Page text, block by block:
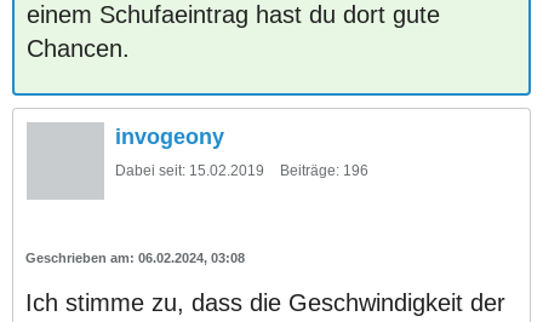
einem Schufaeintrag hast du dort gute
Chancen.
invogeony
Dabei seit: 15.02.2019 Beiträge: 196
06.02.2024, 03:08
Ich stimme zu, dass die Geschwindigkeit der